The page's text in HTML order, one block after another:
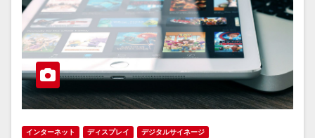
インターネット ディスプレイ デジタルサイネージ